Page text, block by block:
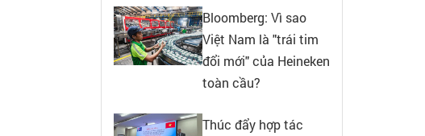
Bloomberg: Vì sao
Việt Nam là "trái tim
đổi mới" của Heineken
toàn cầu?
Thúc đẩy hợp tác